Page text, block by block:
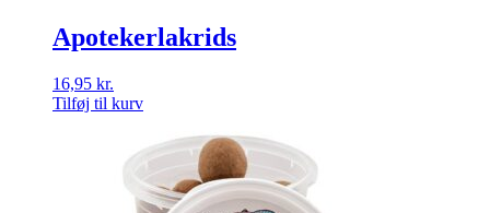
Apotekerlakrids
16,95 kr.
Tilføj til kurv